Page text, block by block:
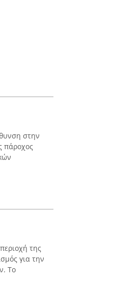
στην
πάροχος
της
για την
Το